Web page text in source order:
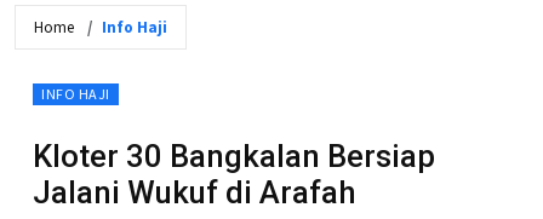
Home Info Haji
INFO HAJI
Kloter 30 Bangkalan Bersiap
Jalani Wukuf di Arafah